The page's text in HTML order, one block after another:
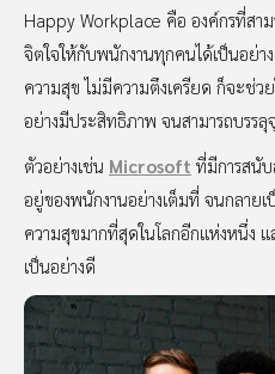
Happy Workplace คือ องค์กรที่สาม
จิตใจให้กับพนักงานทุกคนได้เป็นอย่า
ความสุข ไม่มีความตึงเครียด ก็จะช่ว
อย่างมีประสิทธิภาพ จนสามารถบรร
ตัวอย่างเช่น Microsoft ที่มีการสนั
อยู่ของพนักงานอย่างเต็มที่ จนกลาย
ความสุขมากที่สุดในโลกอีกแห่งหนึ่ง แ
เป็นอย่างดี​​